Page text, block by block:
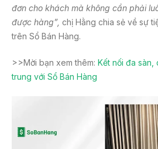
đơn cho khách mà không cần phải
được hàng”, chị Hằng chia sẻ về sự
trên Sổ Bán Hàng.
>>Mời bạn xem thêm: Kết nối đa sàn,
trung với Sổ Bán Hàng